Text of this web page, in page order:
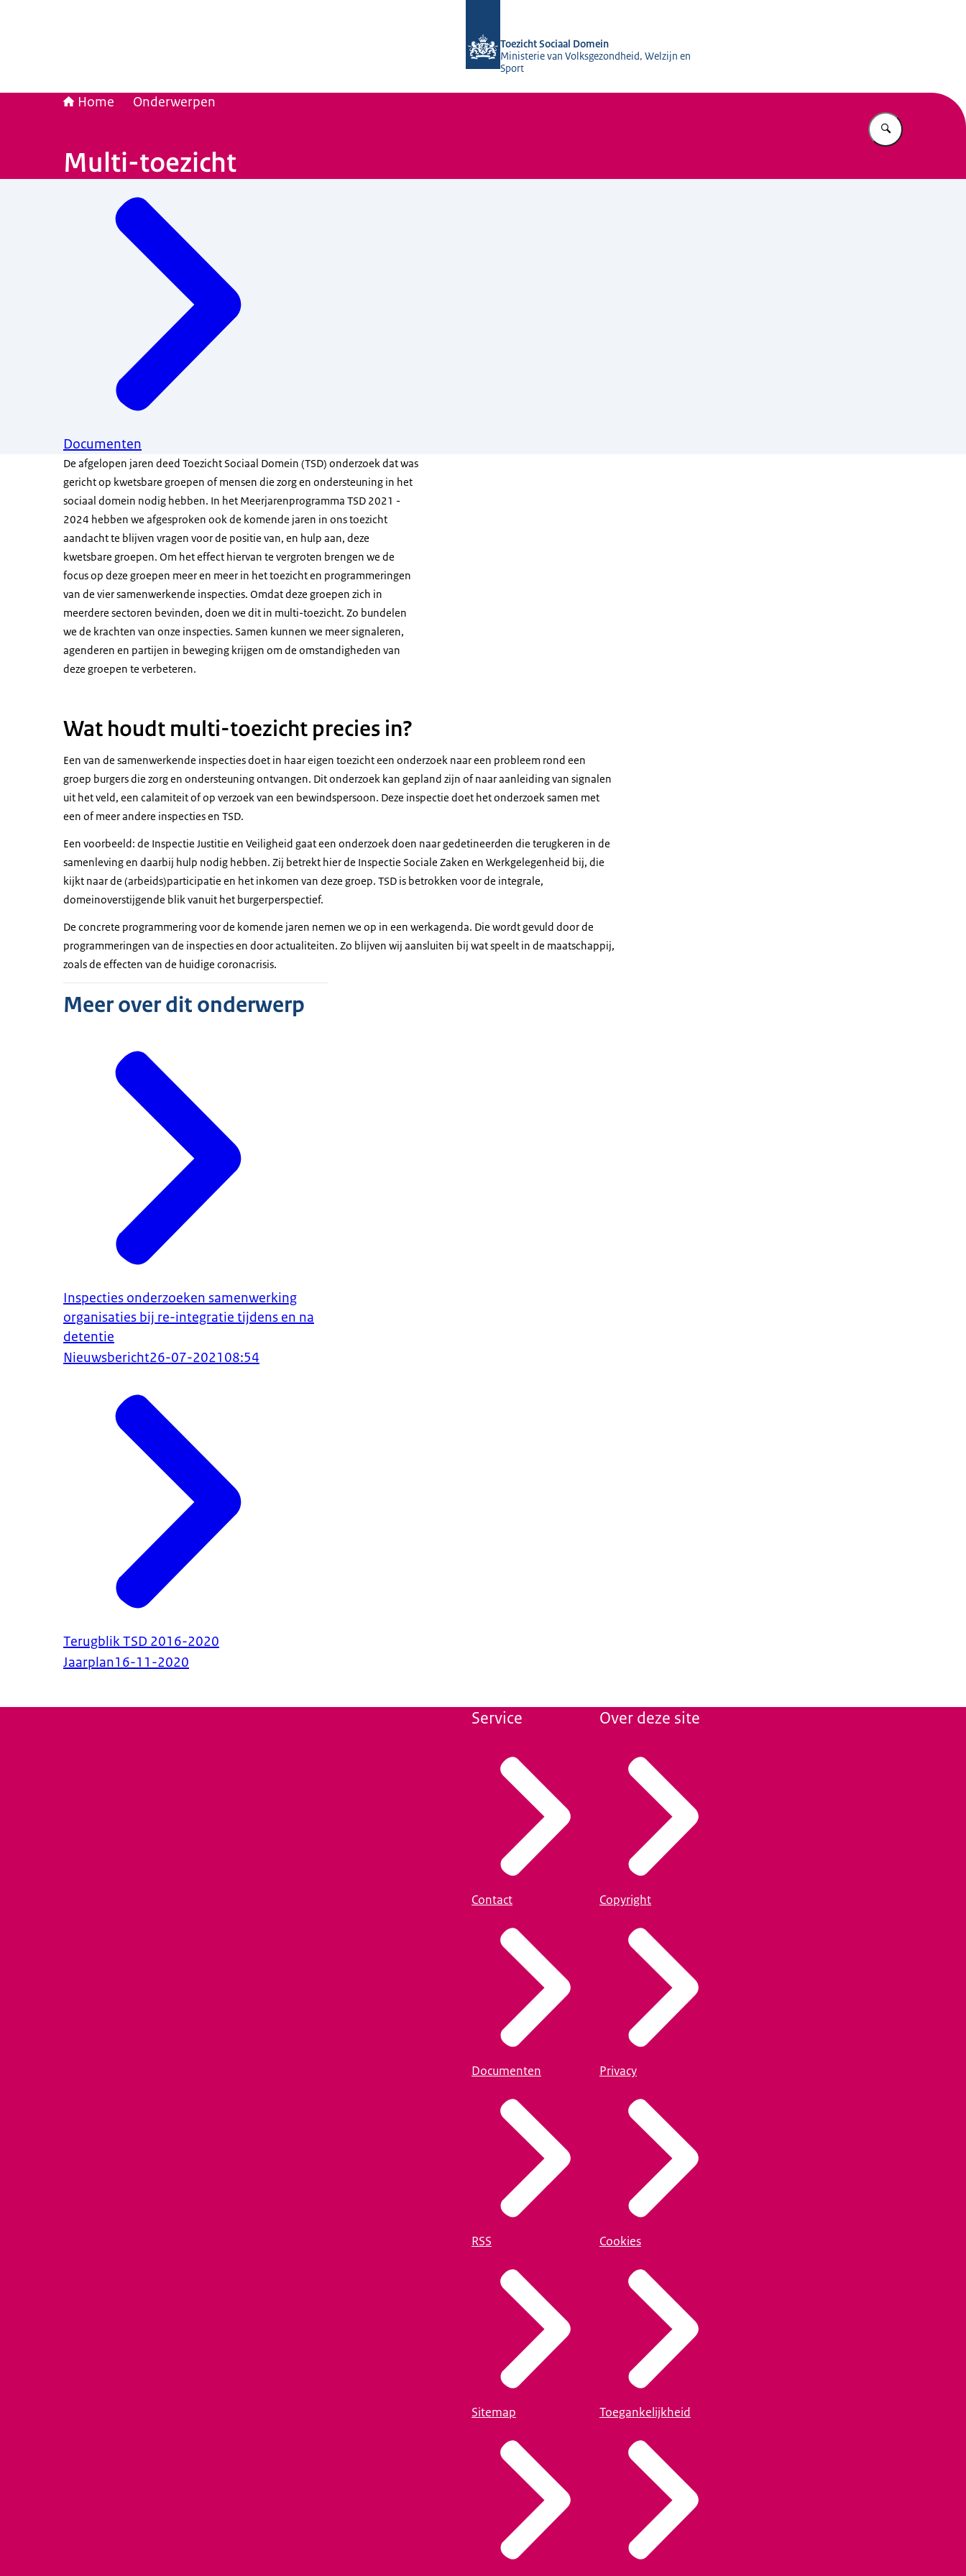
Toezicht Sociaal Domein
Ministerie van Volksgezondheid, Welzijn en
Sport
Home Onderwerpen
Vul in wat u
Multi-toezicht
Documenten
De afgelopen jaren deed Toezicht Sociaal Domein (TSD) onderzoek dat was
gericht op kwetsbare groepen of mensen die zorg en ondersteuning in het
sociaal domein nodig hebben. In het Meerjarenprogramma TSD 2021 -
2024 hebben we afgesproken ook de komende jaren in ons toezicht
aandacht te blijven vragen voor de positie van, en hulp aan, deze
kwetsbare groepen. Om het effect hiervan te vergroten brengen we de
focus op deze groepen meer en meer in het toezicht en programmeringen
van de vier samenwerkende inspecties. Omdat deze groepen zich in
meerdere sectoren bevinden, doen we dit in multi-toezicht. Zo bundelen
we de krachten van onze inspecties. Samen kunnen we meer signaleren,
agenderen en partijen in beweging krijgen om de omstandigheden van
deze groepen te verbeteren.
Wat houdt multi-toezicht precies in?
Een van de samenwerkende inspecties doet in haar eigen toezicht een onderzoek naar een probleem rond een
groep burgers die zorg en ondersteuning ontvangen. Dit onderzoek kan gepland zijn of naar aanleiding van signalen
uit het veld, een calamiteit of op verzoek van een bewindspersoon. Deze inspectie doet het onderzoek samen met
een of meer andere inspecties en TSD.
Een voorbeeld: de Inspectie Justitie en Veiligheid gaat een onderzoek doen naar gedetineerden die terugkeren in de
samenleving en daarbij hulp nodig hebben. Zij betrekt hier de Inspectie Sociale Zaken en Werkgelegenheid bij, die
kijkt naar de (arbeids)participatie en het inkomen van deze groep. TSD is betrokken voor de integrale,
domeinoverstijgende blik vanuit het burgerperspectief.
De concrete programmering voor de komende jaren nemen we op in een werkagenda. Die wordt gevuld door de
programmeringen van de inspecties en door actualiteiten. Zo blijven wij aansluiten bij wat speelt in de maatschappij,
zoals de effecten van de huidige coronacrisis.
Meer over dit onderwerp
Inspecties onderzoeken samenwerking
organisaties bij re-integratie tijdens en na
detentie
Nieuwsbericht26-07-2021 08:54
Terugblik TSD 2016-2020
Jaarplan16-11-2020
Service
Contact
Documenten
RSS
Sitemap
Over deze site
Copyright
Privacy
Cookies
Toegankelijkheid